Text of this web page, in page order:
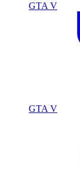
GTA V
GTA V